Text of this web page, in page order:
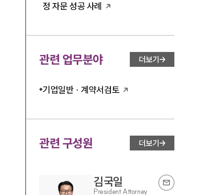
정 자문 성공 사례
관련 업무분야 더보기
기업일반 · 계약서검토
관련 구성원 더보기
김국일
President Attorney